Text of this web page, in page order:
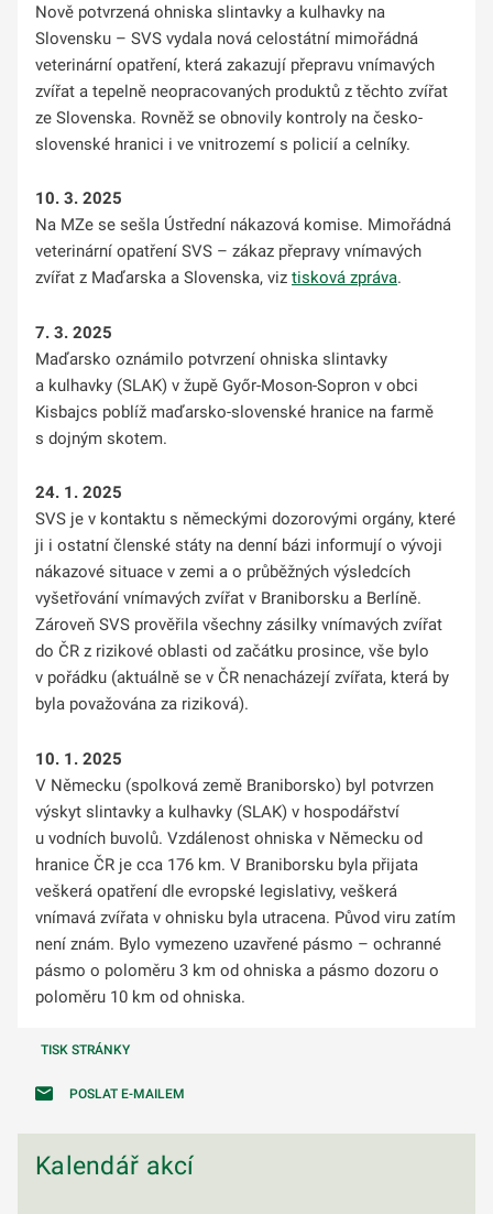
Nově potvrzená ohniska slintavky a kulhavky na
Slovensku – SVS vydala nová celostátní mimořádná
veterinární opatření, která zakazují přepravu vnímavých
zvířat a tepelně neopracovaných produktů z těchto zvířat
ze Slovenska. Rovněž se obnovily kontroly na česko-
slovenské hranici i ve vnitrozemí s policií a celníky.
10. 3. 2025
Na MZe se sešla Ústřední nákazová komise. Mimořádná
veterinární opatření SVS – zákaz přepravy vnímavých
zvířat z Maďarska a Slovenska, viz tisková zpráva.
7. 3. 2025
Maďarsko oznámilo potvrzení ohniska slintavky
a kulhavky (SLAK) v župě Győr-Moson-Sopron v obci
Kisbajcs poblíž maďarsko-slovenské hranice na farmě
s dojným skotem.
24. 1. 2025
SVS je v kontaktu s německými dozorovými orgány, které
ji i ostatní členské státy na denní bázi informují o vývoji
nákazové situace v zemi a o průběžných výsledcích
vyšetřování vnímavých zvířat v Braniborsku a Berlíně.
Zároveň SVS prověřila všechny zásilky vnímavých zvířat
do ČR z rizikové oblasti od začátku prosince, vše bylo
v pořádku (aktuálně se v ČR nenacházejí zvířata, která by
byla považována za riziková).
10. 1. 2025
V Německu (spolková země Braniborsko) byl potvrzen
výskyt slintavky a kulhavky (SLAK) v hospodářství
u vodních buvolů. Vzdálenost ohniska v Německu od
hranice ČR je cca 176 km. V Braniborsku byla přijata
veškerá opatření dle evropské legislativy, veškerá
vnímavá zvířata v ohnisku byla utracena. Původ viru zatím
není znám. Bylo vymezeno uzavřené pásmo – ochranné
pásmo o poloměru 3 km od ohniska a pásmo dozoru o
poloměru 10 km od ohniska.
TISK STRÁNKY
POSLAT E-MAILEM
Kalendář akcí